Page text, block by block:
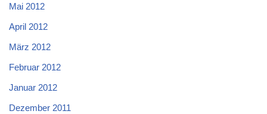
Mai 2012
April 2012
März 2012
Februar 2012
Januar 2012
Dezember 2011